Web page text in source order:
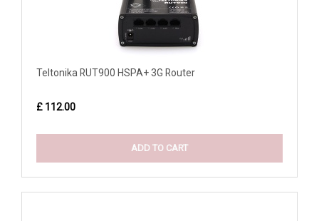
Teltonika RUT900 HSPA+ 3G Router
£ 112.00
ADD TO CART